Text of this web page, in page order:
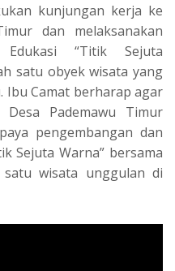
kunjungan kerja ke
dan melaksanakan
“Titik Sejuta
satu obyek wisata yang
Ibu Camat berharap agar
Pademawu Timur
pengembangan dan
Sejuta Warna” bersama
wisata unggulan di